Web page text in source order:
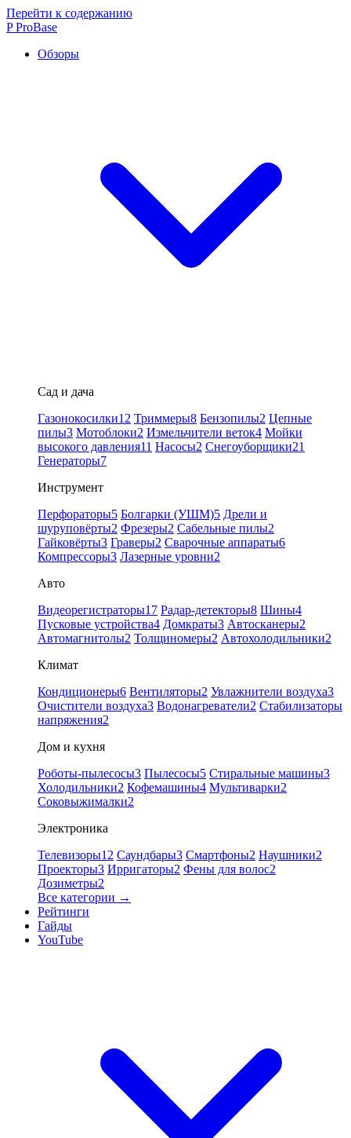
Перейти к содержанию
P ProBase
Обзоры
Сад и дача
Газонокосилки12 Триммеры8 Бензопилы2 Цепные
пилы3 Мотоблоки2 Измельчители веток4 Мойки
высокого давления11 Насосы2 Снегоуборщики21
Генераторы7
Инструмент
Перфораторы5 Болгарки (УШМ)5 Дрели и
шуруповёрты2 Фрезеры2 Сабельные пилы2
Гайковёрты3 Граверы2 Сварочные аппараты6
Компрессоры3 Лазерные уровни2
Авто
Видеорегистраторы17 Радар-детекторы8 Шины4
Пусковые устройства4 Домкраты3 Автосканеры2
Автомагнитолы2 Толщиномеры2 Автохолодильники2
Климат
Кондиционеры6 Вентиляторы2 Увлажнители воздуха3
Очистители воздуха3 Водонагреватели2 Стабилизаторы
напряжения2
Дом и кухня
Роботы-пылесосы3 Пылесосы5 Стиральные машины3
Холодильники2 Кофемашины4 Мультиварки2
Соковыжималки2
Электроника
Телевизоры12 Саундбары3 Смартфоны2 Наушники2
Проекторы3 Ирригаторы2 Фены для волос2
Дозиметры2
Все категории →
Рейтинги
Гайды
YouTube